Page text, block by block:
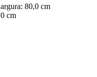
80,0 cm
cm